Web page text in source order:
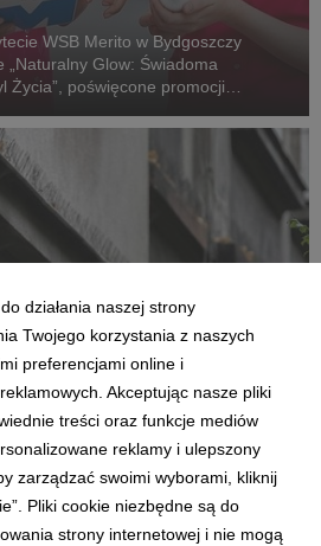
WSB Merito w Bydgoszczy
„Naturalny Glow: Świadoma
Życia”, poświęcone promocji
prof.UWSB: W
Terytorialnego
działania naszej strony
Twojego korzystania z naszych
preferencjami online i
Akceptując nasze pliki
treści oraz funkcje mediów
reklamy i ulepszony
zarządzać swoimi wyborami, kliknij
Pliki cookie niezbędne są do
strony internetowej i nie mogą